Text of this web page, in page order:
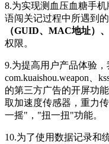
8.为实现测血压血糖手
语闯关记过程中所遇到
（GUID、MAC地址）
权限。
9.为提高用户产品体验
com.kuaishou.weapon、
的第三方广告的开屏功
取加速度传感器，重力
一摇"，"扭一扭"功能。
10.为了使用数据记录和